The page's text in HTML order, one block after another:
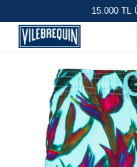
15.000 TL